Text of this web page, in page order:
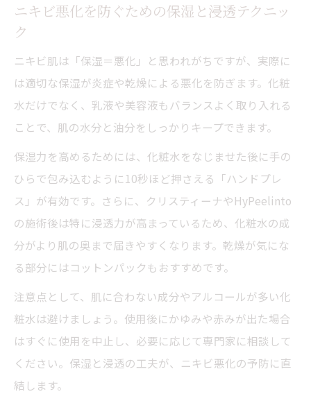
ニキビ悪化を防ぐための保湿と浸透テクニッ
ク
ニキビ肌は「保湿＝悪化」と思われがちですが、実際に
は適切な保湿が炎症や乾燥による悪化を防ぎます。化粧
水だけでなく、乳液や美容液もバランスよく取り入れる
ことで、肌の水分と油分をしっかりキープできます。
保湿力を高めるためには、化粧水をなじませた後に手の
ひらで包み込むように10秒ほど押さえる「ハンドプレ
ス」が有効です。さらに、クリスティーナやHyPeelinto
の施術後は特に浸透力が高まっているため、化粧水の成
分がより肌の奥まで届きやすくなります。乾燥が気にな
る部分にはコットンパックもおすすめです。
注意点として、肌に合わない成分やアルコールが多い化
粧水は避けましょう。使用後にかゆみや赤みが出た場合
はすぐに使用を中止し、必要に応じて専門家に相談して
ください。保湿と浸透の工夫が、ニキビ悪化の予防に直
結します。